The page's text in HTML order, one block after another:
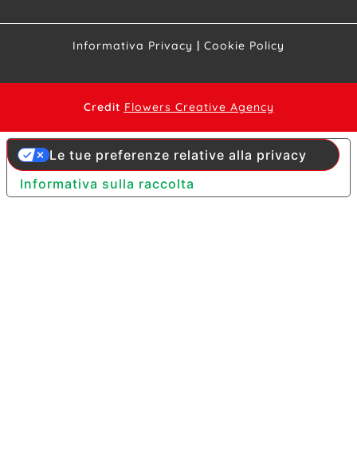
Informativa Privacy | Cookie Policy
Credit Flowers Creative Agency
Informativa sulla raccolta
Le tue preferenze relative alla privacy